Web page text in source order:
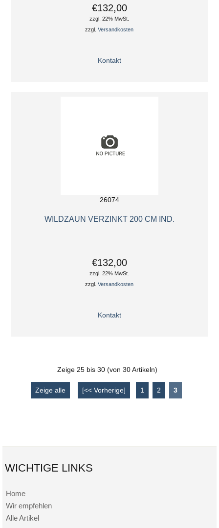
€132,00
zzgl. 22% MwSt.
zzgl.Versandkosten
Kontakt
26074
WILDZAUN VERZINKT 200 CM IND.
€132,00
zzgl. 22% MwSt.
zzgl.Versandkosten
Kontakt
Zeige 25 bis30 (von30 Artikeln)
Zeige alle [<< Vorherige] 1 2 3
WICHTIGE LINKS
Home
Wir empfehlen
Alle Artikel